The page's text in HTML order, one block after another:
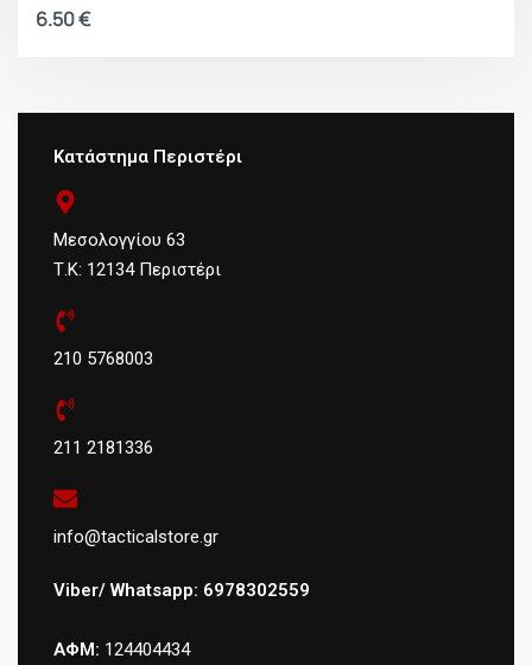
6.50€
Κατάστημα Περιστέρι
Μεσολογγίου 63
Τ.Κ: 12134 Περιστέρι
210 5768003
211 2181336
info@tacticalstore.gr
Viber/ Whatsapp: 6978302559
ΑΦΜ: 124404434